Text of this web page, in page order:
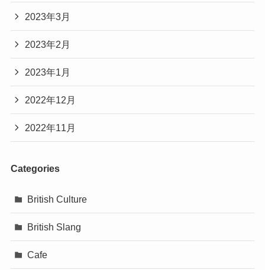
2023年3月
2023年2月
2023年1月
2022年12月
2022年11月
Categories
British Culture
British Slang
Cafe